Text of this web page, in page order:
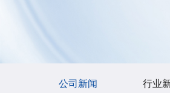
公司新闻 行业